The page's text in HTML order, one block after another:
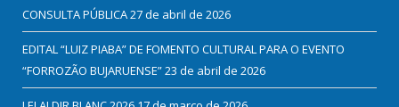
CONSULTA PÚBLICA27 de abril de 2026
EDITAL “LUIZ PIABA” DE FOMENTO CULTURAL PARA O EVENTO
“FORROZÃO BUJARUENSE”23 de abril de 2026